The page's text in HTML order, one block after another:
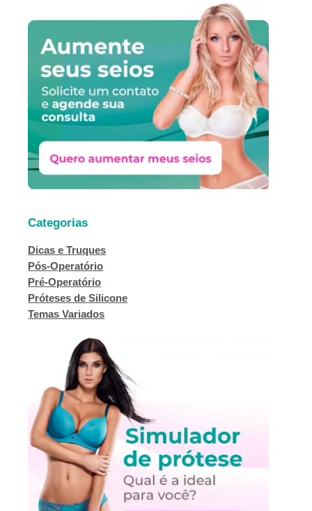
Categorias
Dicas e Truques
Pós-Operatório
Pré-Operatório
Próteses de Silicone
Temas Variados